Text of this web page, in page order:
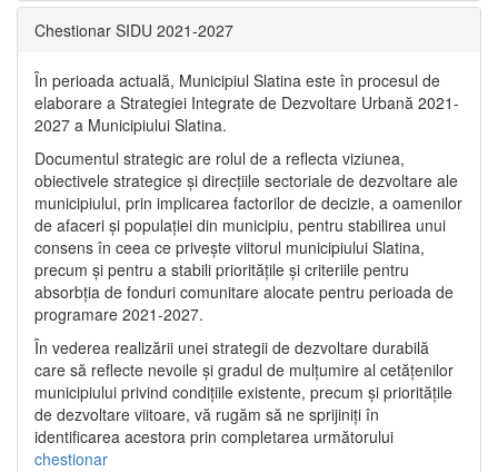
Chestionar SIDU 2021-2027
În perioada actuală, Municipiul Slatina este în procesul de
elaborare a Strategiei Integrate de Dezvoltare Urbană 2021‐
2027 a Municipiului Slatina.
Documentul strategic are rolul de a reflecta viziunea,
obiectivele strategice și direcțiile sectoriale de dezvoltare ale
municipiului, prin implicarea factorilor de decizie, a oamenilor
de afaceri și populației din municipiu, pentru stabilirea unui
consens în ceea ce privește viitorul municipiului Slatina,
precum și pentru a stabili prioritățile și criteriile pentru
absorbția de fonduri comunitare alocate pentru perioada de
programare 2021-2027.
În vederea realizării unei strategii de dezvoltare durabilă
care să reflecte nevoile și gradul de mulțumire al cetățenilor
municipiului privind condițiile existente, precum și prioritățile
de dezvoltare viitoare, vă rugăm să ne sprijiniți în
identificarea acestora prin completarea următorului
chestionar